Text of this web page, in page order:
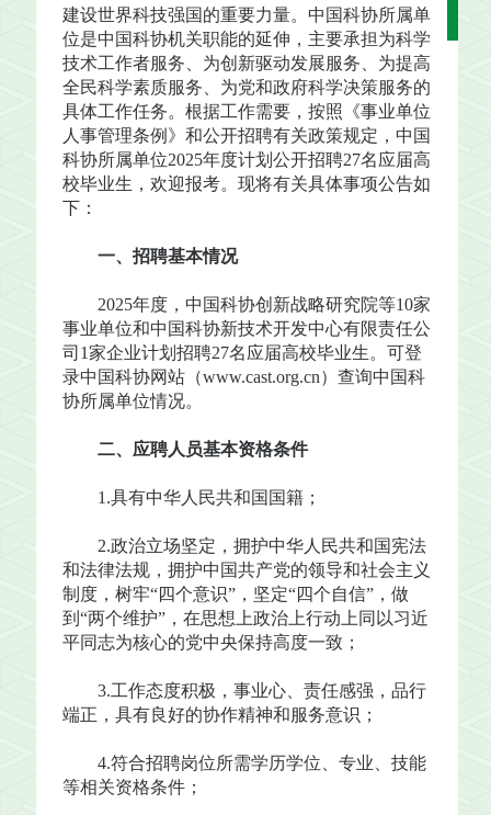
建设世界科技强国的重要力量。中国科协所属单
位是中国科协机关职能的延伸，主要承担为科学
技术工作者服务、为创新驱动发展服务、为提高
全民科学素质服务、为党和政府科学决策服务的
具体工作任务。根据工作需要，按照《事业单位
人事管理条例》和公开招聘有关政策规定，中国
科协所属单位2025年度计划公开招聘27名应届高
校毕业生，欢迎报考。现将有关具体事项公告如
下：
一、招聘基本情况
2025年度，中国科协创新战略研究院等10家
事业单位和中国科协新技术开发中心有限责任公
司1家企业计划招聘27名应届高校毕业生。可登
录中国科协网站（www.cast.org.cn）查询中国科
协所属单位情况。
二、应聘人员基本资格条件
1.具有中华人民共和国国籍；
2.政治立场坚定，拥护中华人民共和国宪法
和法律法规，拥护中国共产党的领导和社会主义
制度，树牢“四个意识”，坚定“四个自信”，做
到“两个维护”，在思想上政治上行动上同以习近
平同志为核心的党中央保持高度一致；
3.工作态度积极，事业心、责任感强，品行
端正，具有良好的协作精神和服务意识；
4.符合招聘岗位所需学历学位、专业、技能
等相关资格条件；